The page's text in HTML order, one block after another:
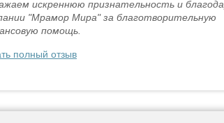
искреннюю признательность и
"Мрамор Мира" за благотворительную
помощь.
полный отзыв